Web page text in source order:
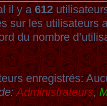
il y a612
sur les utilisateurs
du nombre
enregistrés:
Administrateurs,